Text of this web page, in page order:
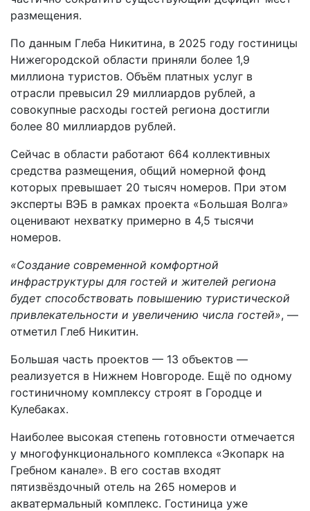
размещения.
По данным Глеба Никитина, в 2025 году гостиницы
Нижегородской области приняли более 1,9
миллиона туристов. Объём платных услуг в
отрасли превысил 29 миллиардов рублей, а
совокупные расходы гостей региона достигли
более 80 миллиардов рублей.
Сейчас в области работают 664 коллективных
средства размещения, общий номерной фонд
которых превышает 20 тысяч номеров. При этом
эксперты ВЭБ в рамках проекта «Большая Волга»
оценивают нехватку примерно в 4,5 тысячи
номеров.
«Создание современной комфортной
инфраструктуры для гостей и жителей региона
будет способствовать повышению туристической
привлекательности и увеличению числа гостей», —
отметил Глеб Никитин.
Большая часть проектов — 13 объектов —
реализуется в Нижнем Новгороде. Ещё по одному
гостиничному комплексу строят в Городце и
Кулебаках.
Наиболее высокая степень готовности отмечается
у многофункционального комплекса «Экопарк на
Гребном канале». В его состав входят
пятизвёздочный отель на 265 номеров и
акватермальный комплекс. Гостиница уже